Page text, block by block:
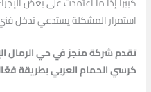
استمرار المشكلة يستدعي تدخل
تقدم شركة منجز في حي الرمال
كرسي الحمام العربي بطريقة